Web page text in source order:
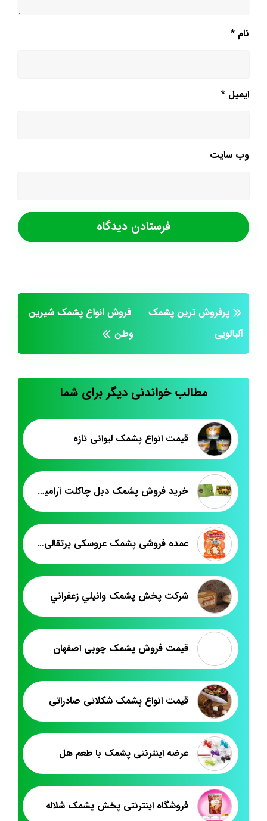
نام *
ایمیل *
وب‌ سایت
پرفروش ترین پشمک
آلبالویی
فروش انواع پشمک شیرین
وطن
مطالب خواندنی دیگر برای شما
قیمت انواع پشمک لیوانی تازه
خرید فروش پشمک دبل چاکلت آرامیس
عمده فروشی پشمک عروسکی پرتقالی تبریز
شرکت پخش پشمک وانيلي زعفراني
قیمت فروش پشمک چوبی اصفهان
قیمت انواع پشمک شکلاتی صادراتی
عرضه اینترنتی پشمک با طعم هل
فروشگاه اینترنتی پخش پشمک شلاله